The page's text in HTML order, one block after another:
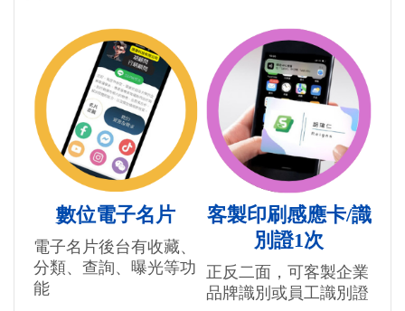
數位電子名片
電子名片後台有收藏、
分類、查詢、曝光等功
能
客製印刷感應卡/識
別證1次
正反二面，可客製企業
品牌識別或員工識別證